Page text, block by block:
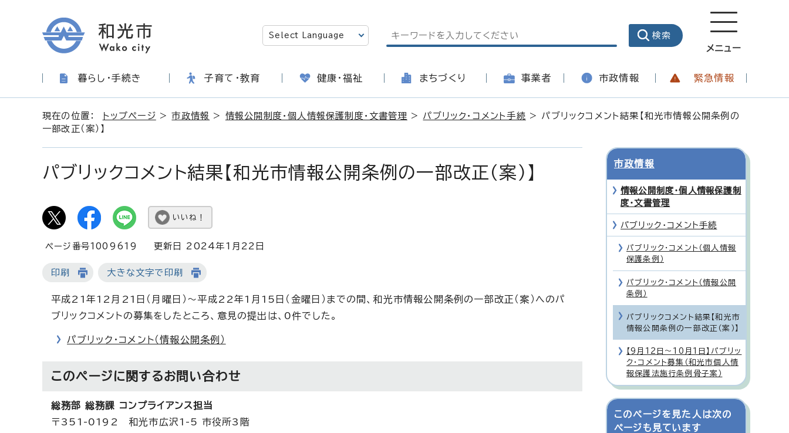
メニュー
暮らし・手続き 子育て・教育 健康・福祉 まちづくり 事業者 市政情報 緊急情報
現在の位置： トップページ >市政情報 > 情報公開制度・個人情報保護制度・文書管理 > パブリック・コメント手続 > パブリックコメント結果【和光市情報公開条例の
一部改正（案）】
パブリックコメント結果【和光市情報公開条例の一部改正（案）】
いいね！
ページ番号1009619 更新日 2024年1月22日
印刷 大きな文字で印刷
平成21年12月21日（月曜日）～平成22年1月15日（金曜日）までの間、和光市情報公開条例の一部改正（案）へのパ
ブリックコメントの募集をしたところ、意見の提出は、0件でした。
パブリック・コメント（情報公開条例）
このページに関するお問い合わせ
総務部 総務課 コンプライアンス担当
〒351-0192 和光市広沢1-5 市役所3階
市政情報
情報公開制度・個人情報保護制
度・文書管理
パブリック・コメント手続
パブリック・コメント（個人情報
保護条例）
パブリック・コメント（情報公開
条例）
パブリックコメント結果【和光市
情報公開条例の一部改正（案）】
【9月12日～10月1日】パブリッ
ク・コメント募集（和光市個人情
報保護法施行条例骨子案）
このページを見た人は次の
ページも見ています